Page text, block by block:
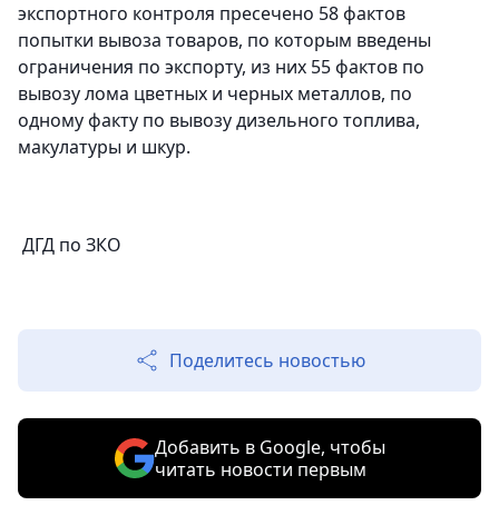
экспортного контроля пресечено 58 фактов
попытки вывоза товаров, по которым введены
ограничения по экспорту, из них 55 фактов по
вывозу лома цветных и черных металлов, по
одному факту по вывозу дизельного топлива,
макулатуры и шкур.
ДГД по ЗКО
Поделитесь новостью
Добавить в Google, чтобы
читать новости первым